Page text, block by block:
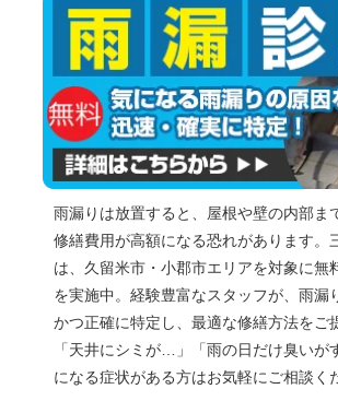
す。「そろそろ塗り替えかな？」と思っ
相談ください。
雨漏りは放置すると、屋根や壁の内部ま
修繕費用が高額になる恐れがあります。
は、久留米市・小郡市エリアを対象に無
を実施中。経験豊富なスタッフが、雨漏